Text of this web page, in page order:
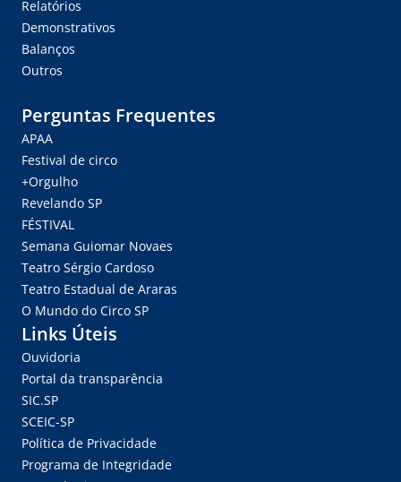
Relatórios
Demonstrativos
Balanços
Outros
Perguntas Frequentes
APAA
Festival de circo
+Orgulho
Revelando SP
FÉSTIVAL
Semana Guiomar Novaes
Teatro Sérgio Cardoso
Teatro Estadual de Araras
O Mundo do Circo SP
Links Úteis
Ouvidoria
Portal da transparência
SIC.SP
SCEIC-SP
Política de Privacidade
Programa de Integridade